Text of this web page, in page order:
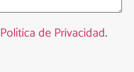
Política de Privacidad.